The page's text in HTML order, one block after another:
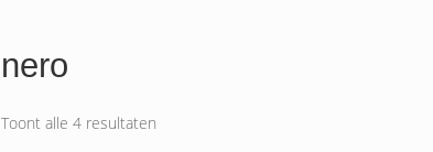
nero
Toont alle 4 resultaten